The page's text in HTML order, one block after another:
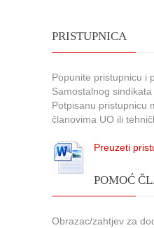
PRISTUPNICA
Popunite pristupnicu i
Samostalnog sindikata
Potpisanu pristupnicu
članovima UO ili
Preuzeti
POMOĆ
Obrazac/zahtjev za